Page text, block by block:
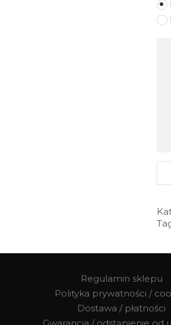
Regulamin sklepu
Polityka prywatności /
Dostawa / płatności